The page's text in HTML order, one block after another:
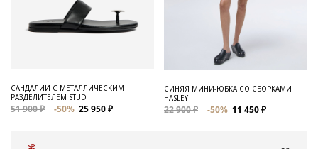
САНДАЛИИ С МЕТАЛЛИЧЕСКИМ
РАЗДЕЛИТЕЛЕМ STUD
51 900 ₽ -50% 25 950 ₽
СИНЯЯ МИНИ-ЮБКА СО СБОРКАМИ
HASLEY
22 900 ₽ -50% 11 450 ₽